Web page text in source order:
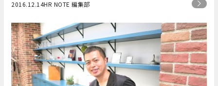
2016.12.14HR NOTE 編集部